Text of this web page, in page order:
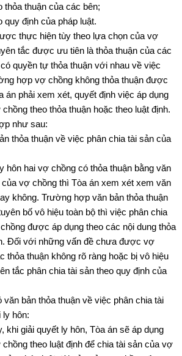
thỏa thuận của các bên;
quy định của pháp luật.
thực hiện tùy theo lựa chọn của vợ
tắc được ưu tiên là thỏa thuận của các
quyền tự thỏa thuận với nhau về việc
hợp vợ chồng không thỏa thuận được
án phải xem xét, quyết định việc áp dụng
theo thỏa thuận hoặc theo luật định.
như sau:
thỏa thuận về việc phân chia tài sản của
hôn hai vợ chồng có thỏa thuận bằng văn
vợ chồng thì Tòa án xem xét xem văn
không. Trường hợp văn bản thỏa thuận
bố vô hiệu toàn bộ thì việc phân chia
được áp dụng theo các nội dung thỏa
Đối với những vấn đề chưa được vợ
thỏa thuận không rõ ràng hoặc bị vô hiệu
tắc phân chia tài sản theo quy định của
bản thỏa thuận về việc phân chia tài
hôn:
khi giải quyết ly hôn, Tòa án sẽ áp dụng
theo luật định để chia tài sản của vợ